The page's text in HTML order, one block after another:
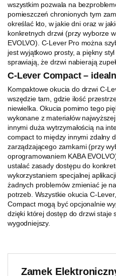
wszystkim pozwala na
pomieszczeń chronionych tym
określać kto, w jakie dni oraz w
konkretnych drzwi (przy wyborze
EVOLVO). C-Lever Pro można
jest wyjątkowo prosty, a piękny
sprawiają, że drzwi nabierają
C-Lever Compact –
Kompaktowe okucia do drzwi C-
wszędzie tam, gdzie ilość
niewielka. Okucia pomimo tego
wykonane z materiałów
innymi duża wytrzymałością na
compact to między innymi zdalny
zarządzającego zamkami (przy
oprogramowaniem KABA
ustalać zasady dostępu do
wykorzystaniem specjalnej
żadnych problemów zmieniać je
potrzeb. Wszystkie okucia C-
Compact mogą być opcjonalnie
dzięki której dostęp do drzwi staje
wygodniejszy.
Zamek